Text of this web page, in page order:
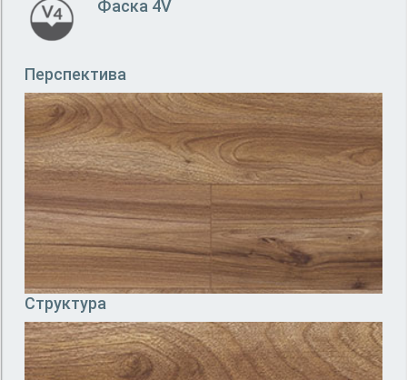
Фаска 4V
Перспектива
Структура